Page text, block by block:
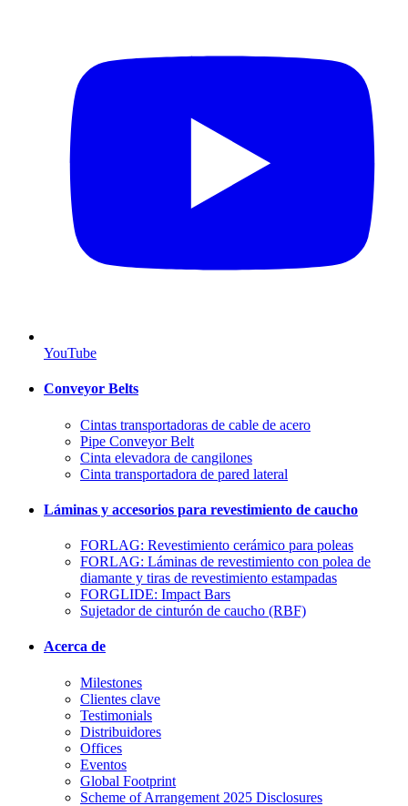
YouTube
Conveyor Belts
Cintas transportadoras de cable de acero
Pipe Conveyor Belt
Cinta elevadora de cangilones
Cinta transportadora de pared lateral
Láminas y accesorios para revestimiento de caucho
FORLAG: Revestimiento cerámico para poleas
FORLAG: Láminas de revestimiento con polea de
diamante y tiras de revestimiento estampadas
FORGLIDE: Impact Bars
Sujetador de cinturón de caucho (RBF)
Acerca de
Milestones
Clientes clave
Testimonials
Distribuidores
Offices
Eventos
Global Footprint
Scheme of Arrangement 2025 Disclosures